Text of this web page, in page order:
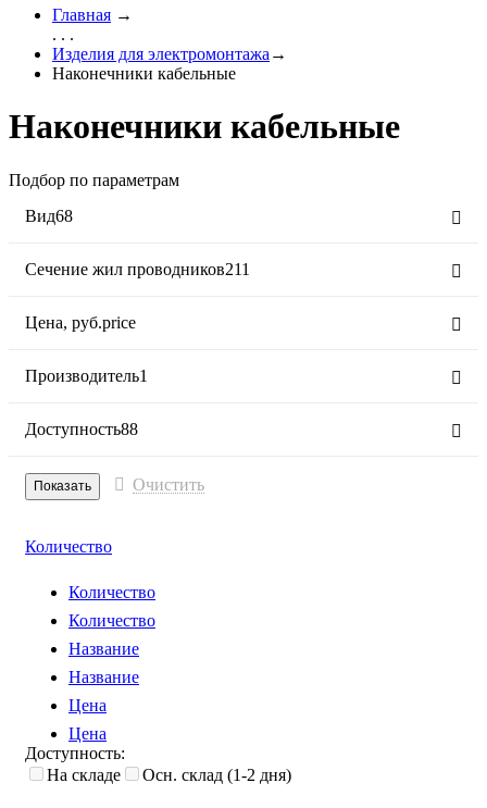
Главная →
. . .
Изделия для электромонтажа →
Наконечники кабельные
Наконечники кабельные
Подбор по параметрам
Вид68
Сечение жил проводников211
Цена, руб.price
Производитель1
Доступность88
Очистить
Количество
Количество
Количество
Название
Название
Цена
Цена
Доступность:
На складе
Осн. склад (1-2 дня)